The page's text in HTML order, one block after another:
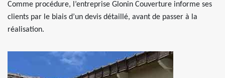
Comme procédure, l’entreprise Glonin Couverture informe ses
clients par le biais d’un devis détaillé, avant de passer à la
réalisation.